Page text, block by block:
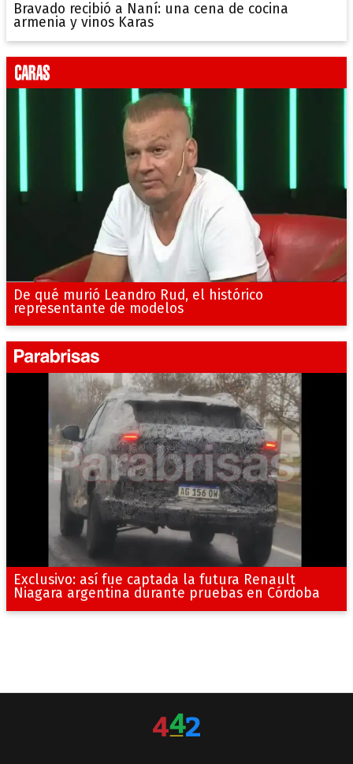
Bravado recibió a Naní: una cena de cocina
armenia y vinos Karas
De qué murió Leandro Rud, el histórico
representante de modelos
Exclusivo: así fue captada la futura Renault
Niagara argentina durante pruebas en Córdoba